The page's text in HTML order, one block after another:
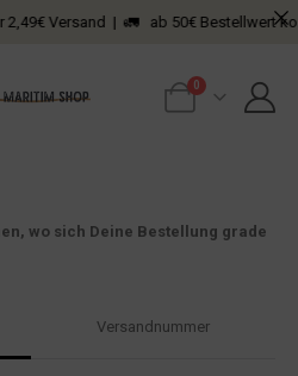
Versand | 🚛 ab 50€ Bestellwert
0
track
wo sich Deine Bestellung grade
Versandnummer